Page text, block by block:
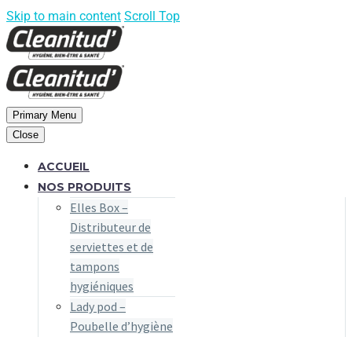
Skip to main content Scroll Top
Primary Menu
Close
ACCUEIL
NOS PRODUITS
Elles Box –
Distributeur de
serviettes et de
tampons
hygiéniques
Lady pod –
Poubelle d’hygiène